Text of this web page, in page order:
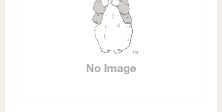
住宅ロー
ンシミュ
レーショ
ン
売却ガイ